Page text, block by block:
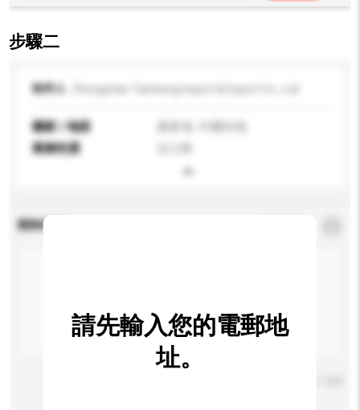
步驟二
收件人
國家 / 地區
業務性質
查詢內容
請先輸入您的電郵地
址。